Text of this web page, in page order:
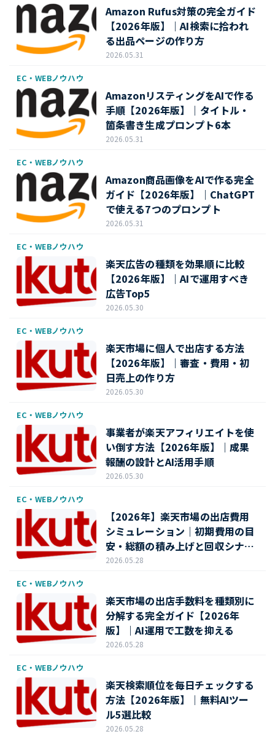
2026.05.31
Amazon Rufus対策の完全ガイド
【2026年版】｜AI検索に拾われ
る出品ページの作り方
EC・WEBノウハウ
2026.05.31
AmazonリスティングをAIで作る
手順【2026年版】｜タイトル・
箇条書き生成プロンプト6本
EC・WEBノウハウ
2026.05.31
Amazon商品画像をAIで作る完全
ガイド【2026年版】｜ChatGPT
で使える7つのプロンプト
EC・WEBノウハウ
2026.05.30
楽天広告の種類を効果順に比較
【2026年版】｜AIで運用すべき
広告Top5
EC・WEBノウハウ
2026.05.30
楽天市場に個人で出店する方法
【2026年版】｜審査・費用・初
日売上の作り方
EC・WEBノウハウ
2026.05.30
事業者が楽天アフィリエイトを使
い倒す方法【2026年版】｜成果
報酬の設計とAI活用手順
EC・WEBノウハウ
2026.05.28
【2026年】楽天市場の出店費用
シミュレーション｜初期費用の目
安・総額の積み上げと回収シナリ
オ
EC・WEBノウハウ
2026.05.28
楽天市場の出店手数料を種類別に
分解する完全ガイド【2026年
版】｜AI運用で工数を抑える
EC・WEBノウハウ
2026.05.28
楽天検索順位を毎日チェックする
方法【2026年版】｜無料AIツー
ル5選比較